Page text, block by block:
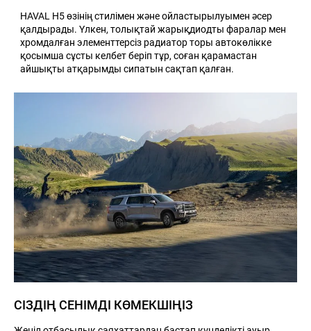
HAVAL H5 өзінің стилімен және ойластырылуымен әсер
қалдырады. Үлкен, толықтай жарықдиодты фаралар мен
хромдалған элементтерсіз радиатор торы автокөлікке
қосымша сұсты келбет беріп тұр, соған қарамастан
айшықты атқарымды сипатын сақтап қалған.
СІЗДІҢ СЕНІМДІ КӨМЕКШІҢІЗ